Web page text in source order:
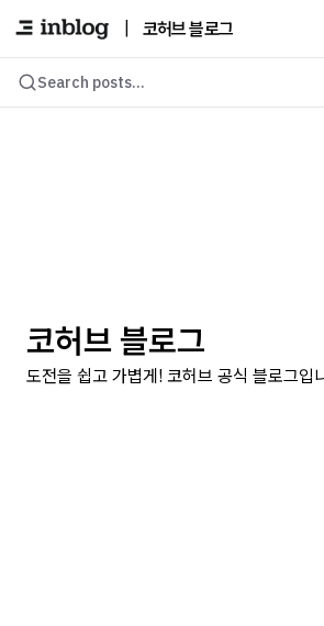
코허브 블로그
Search posts...
코허브 블로그
도전을 쉽고 가볍게! 코허브 공식 블로그입